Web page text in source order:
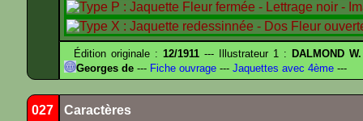
Édition originale : 12/1911 --- Illustrateur 1 : DALMOND W.
Georges de --- Fiche ouvrage --- Jaquettes avec 4ème ---
027 Caractères